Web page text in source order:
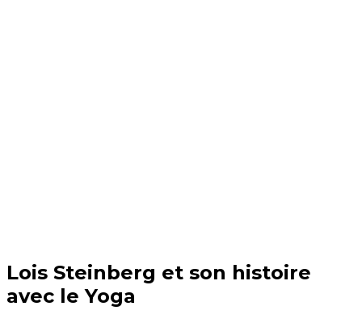
Lois Steinberg et son histoire
avec le Yoga